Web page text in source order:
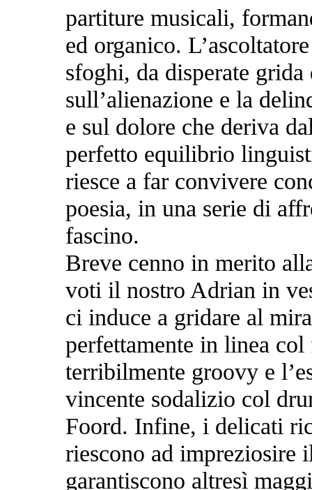
partiture musicali,
ed organico.
sfoghi, da disperate
sull’alienazione e la
e sul dolore che deriva
perfetto equilibrio
riesce a far convivere
poesia, in una serie di
fascino.
Breve cenno in merito
voti il nostro Adrian in
ci induce a gridare al
perfettamente in linea
terribilmente groovy e
vincente sodalizio col
Foord. Infine, i delicati
riescono ad impreziosire
garantiscono altresì